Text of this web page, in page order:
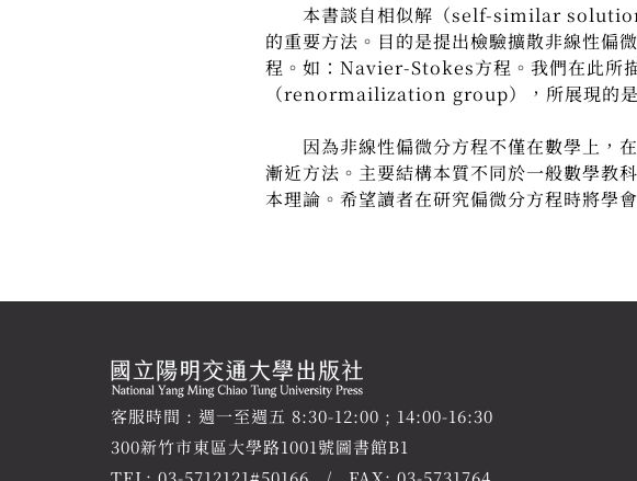
本書談自相似解（self-similar solution
的重要方法。目的是提出檢驗擴散非線性偏
程。如：Navier-Stokes方程。我們在此所
（renormailization group），所展現的是
因為非線性偏微分方程不僅在數學上，在
漸近方法。主要結構本質不同於一般數學教
本理論。希望讀者在研究偏微分方程時將學
客服時間 : 週一至週五 8:30-12:00 ; 14:00-16:30
300新竹市東區大學路1001號圖書館B1